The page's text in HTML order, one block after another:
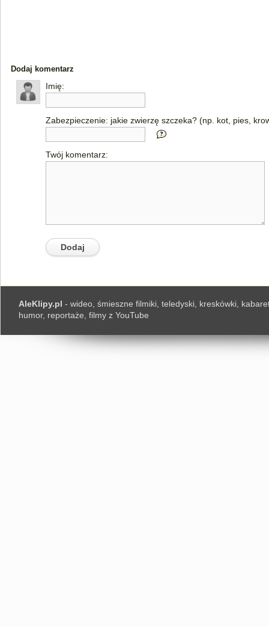
Dodaj komentarz
Imię:
Zabezpieczenie: jakie zwierzę szczeka? (np. kot, pies,
Twój komentarz:
AleKlipy.pl - wideo, śmieszne filmiki, teledyski, kreskówki,
humor, reportaże, filmy z YouTube